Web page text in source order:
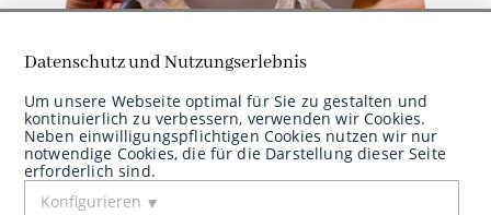
Berechnen sie jetzt den Wert Ihrer
Edelmetalle
Datenschutz und Nutzungserlebnis
Um unsere Webseite optimal für Sie zu gestalten und
kontinuierlich zu verbessern, verwenden wir Cookies.
Neben einwilligungspflichtigen Cookies nutzen wir nur
notwendige Cookies, die für die Darstellung dieser Seite
erforderlich sind.
Konfigurieren